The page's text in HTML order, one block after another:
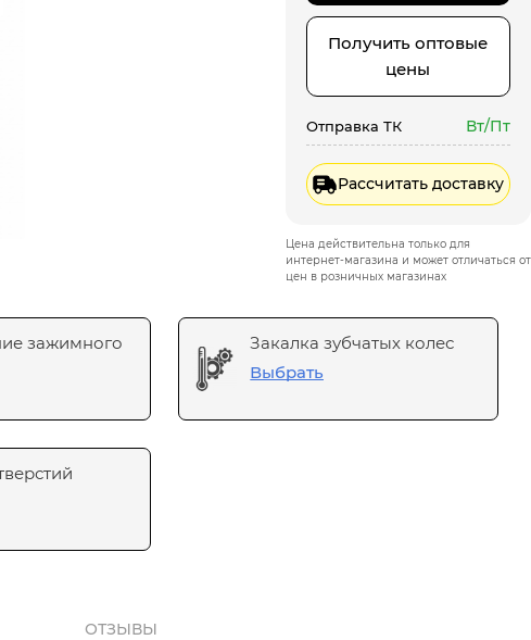
Получить оптовые
цены
Отправка ТК Вт/Пт
Рассчитать доставку
Цена действительна только для
интернет-магазина и может отличаться от
цен в розничных магазинах
зажимного
Закалка зубчатых колес
Выбрать
ОТЗЫВЫ